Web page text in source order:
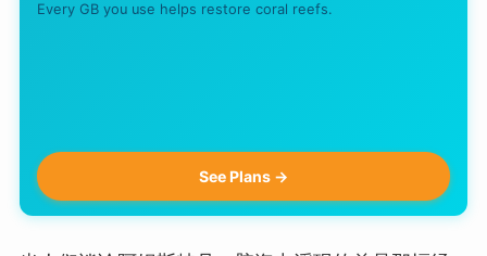
Every GB you use helps restore coral reefs.
See Plans →